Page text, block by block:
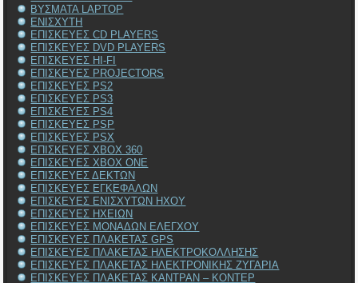
ΒΥΣΜΑΤΑ LAPTOP
ΕΝΙΣΧΥΤΗ
ΕΠΙΣΚΕΥΕΣ CD PLAYERS
ΕΠΙΣΚΕΥΕΣ DVD PLAYERS
ΕΠΙΣΚΕΥΕΣ HI-FI
ΕΠΙΣΚΕΥΕΣ PROJECTORS
ΕΠΙΣΚΕΥΕΣ PS2
ΕΠΙΣΚΕΥΕΣ PS3
ΕΠΙΣΚΕΥΕΣ PS4
ΕΠΙΣΚΕΥΕΣ PSP
ΕΠΙΣΚΕΥΕΣ PSX
ΕΠΙΣΚΕΥΕΣ XBOX 360
ΕΠΙΣΚΕΥΕΣ XBOX ONE
ΕΠΙΣΚΕΥΕΣ ΔΕΚΤΩΝ
ΕΠΙΣΚΕΥΕΣ ΕΓΚΕΦΑΛΩΝ
ΕΠΙΣΚΕΥΕΣ ΕΝΙΣΧΥΤΩΝ ΗΧΟΥ
ΕΠΙΣΚΕΥΕΣ ΗΧΕΙΩΝ
ΕΠΙΣΚΕΥΕΣ ΜΟΝΑΔΩΝ ΕΛΕΓΧΟΥ
ΕΠΙΣΚΕΥΕΣ ΠΛΑΚΕΤΑΣ GPS
ΕΠΙΣΚΕΥΕΣ ΠΛΑΚΕΤΑΣ ΗΛΕΚΤΡΟΚΟΛΛΗΣΗΣ
ΕΠΙΣΚΕΥΕΣ ΠΛΑΚΕΤΑΣ ΗΛΕΚΤΡΟΝΙΚΗΣ ΖΥΓΑΡΙΑ
ΕΠΙΣΚΕΥΕΣ ΠΛΑΚΕΤΑΣ ΚΑΝΤΡΑΝ – ΚΟΝΤΕΡ